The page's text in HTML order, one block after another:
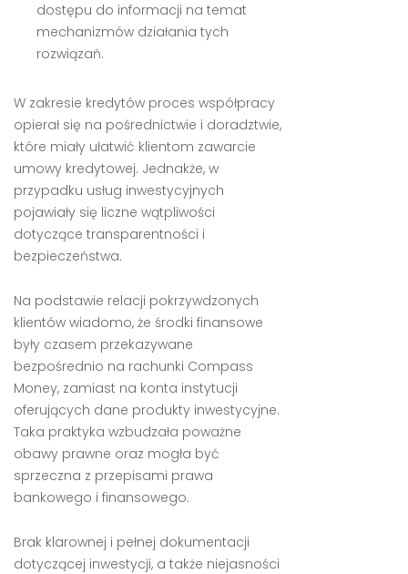
dostępu do informacji na temat
mechanizmów działania tych
rozwiązań.
W zakresie kredytów proces współpracy
opierał się na pośrednictwie i doradztwie,
które miały ułatwić klientom zawarcie
umowy kredytowej. Jednakże, w
przypadku usług inwestycyjnych
pojawiały się liczne wątpliwości
dotyczące transparentności i
bezpieczeństwa.
Na podstawie relacji pokrzywdzonych
klientów wiadomo, że środki finansowe
były czasem przekazywane
bezpośrednio na rachunki Compass
Money, zamiast na konta instytucji
oferujących dane produkty inwestycyjne.
Taka praktyka wzbudzała poważne
obawy prawne oraz mogła być
sprzeczna z przepisami prawa
bankowego i finansowego.
Brak klarownej i pełnej dokumentacji
dotyczącej inwestycji, a także niejasności